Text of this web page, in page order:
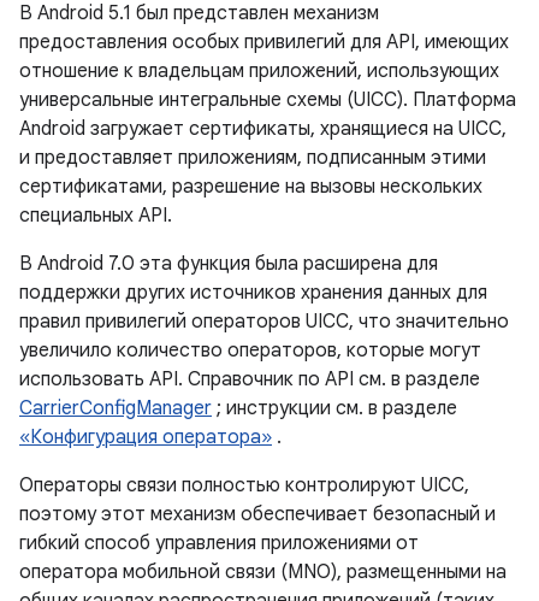
В Android 5.1 был представлен механизм
предоставления особых привилегий для API, имеющих
отношение к владельцам приложений, использующих
универсальные интегральные схемы (UICC). Платформа
Android загружает сертификаты, хранящиеся на UICC,
и предоставляет приложениям, подписанным этими
сертификатами, разрешение на вызовы нескольких
специальных API.
В Android 7.0 эта функция была расширена для
поддержки других источников хранения данных для
правил привилегий операторов UICC, что значительно
увеличило количество операторов, которые могут
использовать API. Справочник по API см. в разделе
CarrierConfigManager ; инструкции см. в разделе
«Конфигурация оператора» .
Операторы связи полностью контролируют UICC,
поэтому этот механизм обеспечивает безопасный и
гибкий способ управления приложениями от
оператора мобильной связи (MNO), размещенными на